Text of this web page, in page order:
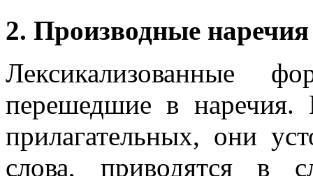
2. Производные наречия
Лексикализованные
перешедшие в
прилагательных, они
слова, приводятся в